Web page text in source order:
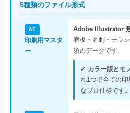
5種類のファイル形式
AI
印刷用マスタ
ー
Adobe Illustrator 形
看板・名刺・チラ
須のデータです。
✔ カラー版とモ
れ1つで全ての
なプロ仕様です。